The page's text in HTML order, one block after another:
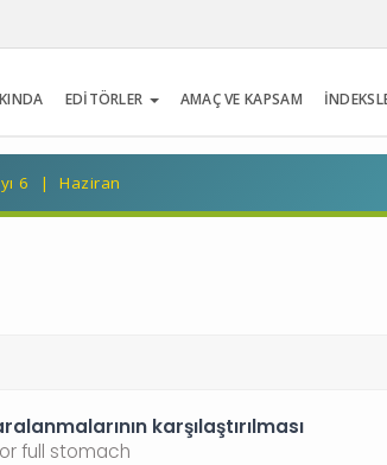
EDİTÖRLER AMAÇ VE KAPSAM
6 | Haziran
karşılaştırılması
full stomach